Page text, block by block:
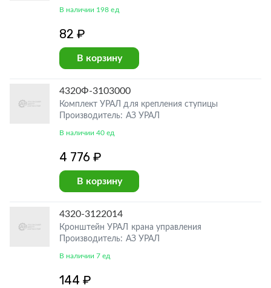
В наличии 198 ед
82 ₽
В корзину
4320Ф-3103000
Комплект УРАЛ для крепления ступицы
Производитель: АЗ УРАЛ
В наличии 40 ед
4 776 ₽
В корзину
4320-3122014
Кронштейн УРАЛ крана управления
Производитель: АЗ УРАЛ
В наличии 7 ед
144 ₽